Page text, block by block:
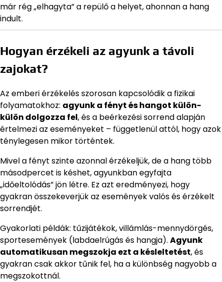
már rég „elhagyta” a repülő a helyet, ahonnan a hang
indult.
Hogyan érzékeli az agyunk a távoli
zajokat?
Az emberi érzékelés szorosan kapcsolódik a fizikai
folyamatokhoz: agyunk a fényt és hangot külön-
külön dolgozza fel, és a beérkezési sorrend alapján
értelmezi az eseményeket – függetlenül attól, hogy azok
ténylegesen mikor történtek.
Mivel a fényt szinte azonnal érzékeljük, de a hang több
másodpercet is késhet, agyunkban egyfajta
„időeltolódás” jön létre. Ez azt eredményezi, hogy
gyakran összekeverjük az események valós és érzékelt
sorrendjét.
Gyakorlati példák: tűzijátékok, villámlás-mennydörgés,
sportesemények (labdaelrúgás és hangja). Agyunk
automatikusan megszokja ezt a késleltetést, és
gyakran csak akkor tűnik fel, ha a különbség nagyobb a
megszokottnál.